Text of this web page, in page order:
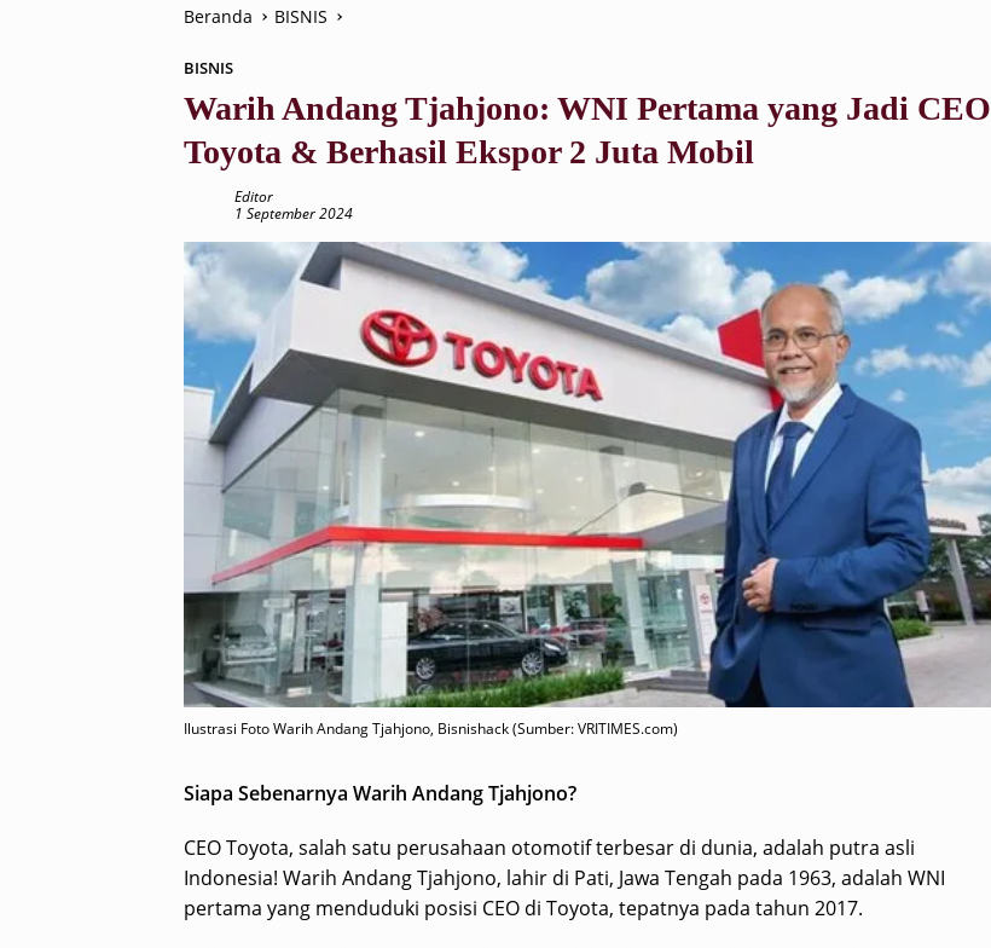
Beranda BISNIS
BISNIS
Warih Andang Tjahjono: WNI Pertama yang Jadi CEO
Toyota & Berhasil Ekspor 2 Juta Mobil
Editor
1 September 2024
Ilustrasi Foto Warih Andang Tjahjono, Bisnishack (Sumber: VRITIMES.com)
Siapa Sebenarnya Warih Andang Tjahjono?
CEO Toyota, salah satu perusahaan otomotif terbesar di dunia, adalah putra asli
Indonesia! Warih Andang Tjahjono, lahir di Pati, Jawa Tengah pada 1963, adalah WNI
pertama yang menduduki posisi CEO di Toyota, tepatnya pada tahun 2017.